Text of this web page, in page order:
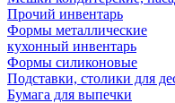
Прочий инвентарь
Формы металлические
кухонный инвентарь
Формы силиконовые
Подставки, столики для
Бумага для выпечки